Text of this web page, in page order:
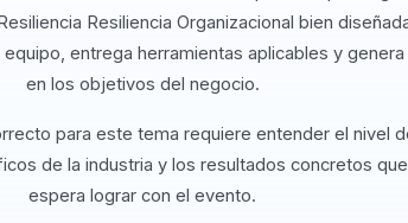
Resiliencia Organizacional bien
entrega herramientas aplicables y
en los objetivos del negocio.
para este tema requiere entender el nivel
de la industria y los resultados concretos
espera lograr con el evento.